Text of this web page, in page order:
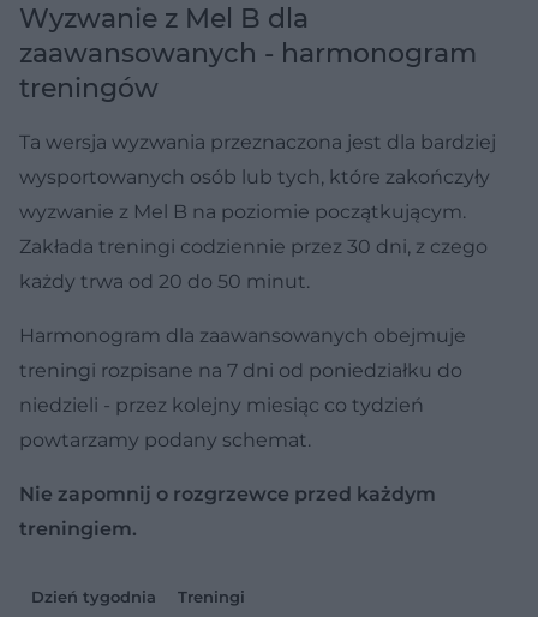
Wyzwanie z Mel B dla
zaawansowanych - harmonogram
treningów
Ta wersja wyzwania przeznaczona jest dla bardziej
wysportowanych osób lub tych, które zakończyły
wyzwanie z Mel B na poziomie początkującym.
Zakłada treningi codziennie przez 30 dni, z czego
każdy trwa od 20 do 50 minut.
Harmonogram dla zaawansowanych obejmuje
treningi rozpisane na 7 dni od poniedziałku do
niedzieli - przez kolejny miesiąc co tydzień
powtarzamy podany schemat.
Nie zapomnij o rozgrzewce przed każdym
treningiem.
Dzień tygodnia Treningi